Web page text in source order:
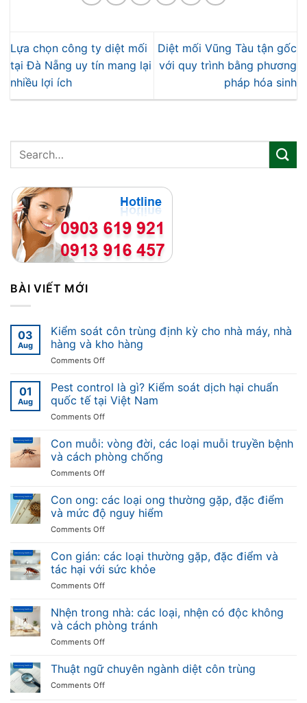
Lựa chọn công ty diệt mối
tại Đà Nẵng uy tín mang lại
nhiều lợi ích
Diệt mối Vũng Tàu tận gốc
với quy trình bằng phương
pháp hóa sinh
BÀI VIẾT MỚI
03
Aug
Kiểm soát côn trùng định kỳ cho nhà máy, nhà
hàng và kho hàng
Comments Offon
soát
côn
trùng
định
cho
nhà
máy,
và
kho
hàng
01
Aug
Pest control là gì? Kiểm soát dịch hại chuẩn
quốc tế tại Việt Nam
Comments Offon
control
là
gì?
Kiểm
dịch
hại
chuẩn
tại
Việt
Con muỗi: vòng đời, các loại muỗi truyền bệnh
và cách phòng chống
Comments Offon
muỗi:
vòng
đời,
các
muỗi
truyền
bệnh
phòng
chống
Con ong: các loại ong thường gặp, đặc điểm
và mức độ nguy hiểm
Comments Offon
ong:
các
loại
ong
gặp,
đặc
điểm
độ
nguy
Con gián: các loại thường gặp, đặc điểm và
tác hại với sức khỏe
Comments Offon
gián:
các
loại
thường
đặc
Nhện trong nhà: các loại, nhện có độc không
và cách phòng tránh
Comments Offon
trong
nhà:
các
Thuật ngữ chuyên ngành diệt côn trùng
Comments Offon